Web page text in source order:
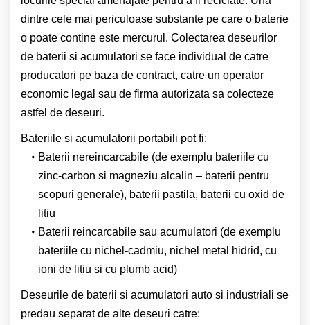
dintre cele mai periculoase substante pe care o baterie
o poate contine este mercurul. Colectarea deseurilor
de baterii si acumulatori se face individual de catre
producatori pe baza de contract, catre un operator
economic legal sau de firma autorizata sa colecteze
astfel de deseuri.
Bateriile si acumulatorii portabili pot fi:
Baterii nereincarcabile (de exemplu bateriile cu
zinc-carbon si magneziu alcalin – baterii pentru
scopuri generale), baterii pastila, baterii cu oxid de
litiu
Baterii reincarcabile sau acumulatori (de exemplu
bateriile cu nichel-cadmiu, nichel metal hidrid, cu
ioni de litiu si cu plumb acid)
Deseurile de baterii si acumulatori auto si industriali se
predau separat de alte deseuri catre: